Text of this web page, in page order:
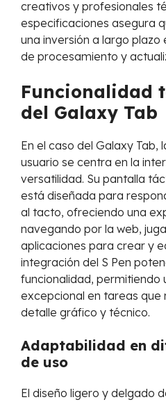
creativos y profesionales
especificaciones asegura
una inversión a largo
de procesamiento y
Funcionalidad
del Galaxy Tab
En el caso del Galaxy Tab,
usuario se centra en la
versatilidad. Su pantalla
está diseñada para
al tacto, ofreciendo una
navegando por la web,
aplicaciones para crear y
integración del S Pen
funcionalidad, permitiendo
excepcional en tareas que
detalle gráfico y técnico.
Adaptabilidad en
de uso
El diseño ligero y delgado